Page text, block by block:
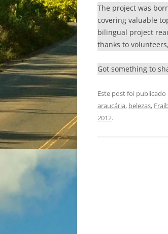
The project was
covering valuable
bilingual project
thanks to
Got something to
Este post foi publicado
araucária, belezas,
2012.